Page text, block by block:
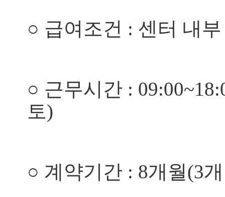
○ 급여 조건 : 센터 내
○ 근무시간 :
토)
○ 계약기간 : 8개월(3